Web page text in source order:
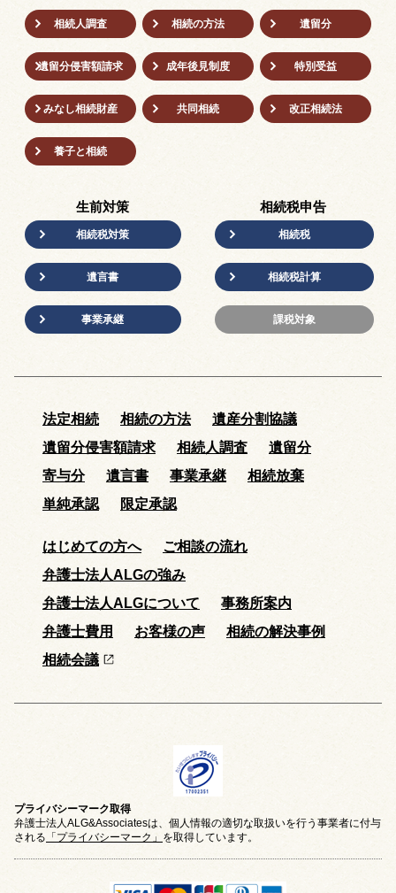
相続人調査 相続の方法 遺留分
遺留分侵害額請求 成年後⾒制度 特別受益
みなし相続財産 共同相続 改正相続法
養子と相続
生前対策
相続税対策
遺言書
事業承継
相続税申告
相続税
相続税計算
課税対象
法定相続 相続の方法
遺産分割協議
遺留分侵害額請求
相続人調査
遺留分
寄与分
遺言書 事業承継
相続放棄
単純承認
限定承認
はじめての方へ
ご相談の流れ
弁護士法人ALGの強み
弁護士法人ALGについて
事務所案内
弁護士費用
お客様の声
相続の解決事例
相続会議
プライバシーマーク取得
弁護士法人ALG&Associatesは、個人情報の適切な取扱いを行う事業者に付与
される 「プライバシーマーク」 を取得しています。